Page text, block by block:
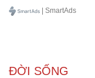
| SmartAds
ĐỜI SỐNG